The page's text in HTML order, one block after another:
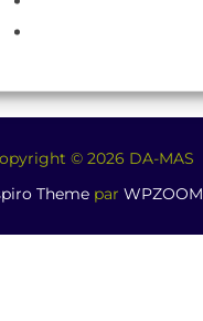
© 2026 DA-MAS
Themepar WPZOOM